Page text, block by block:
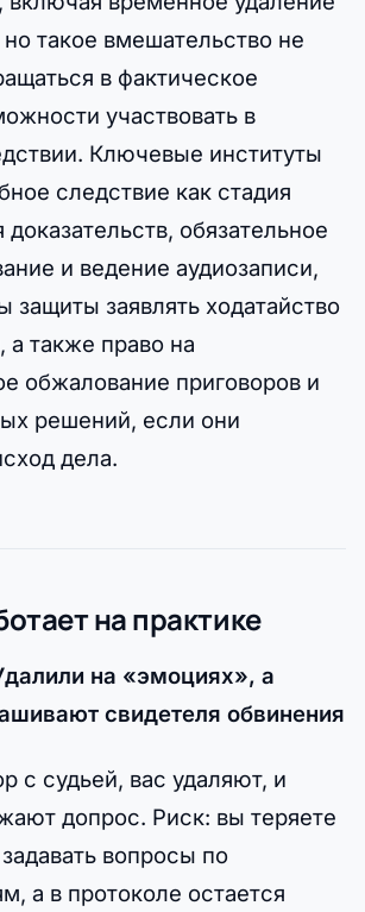
такое вмешательство не
в фактическое
участвовать в
Ключевые институты
следствие как стадия
обязательное
и ведение аудиозаписи,
защиты заявлять ходатайство
а также право на
обжалование приговоров и
решений, если они
дела.
на практике
на «эмоциях», а
свидетеля обвинения
с судьей, вас удаляют, и
допрос. Риск: вы теряете
вопросы по
а в протоколе остается